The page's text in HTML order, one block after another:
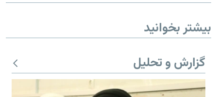
بیشتر بخوانید
گزارش و تحلیل